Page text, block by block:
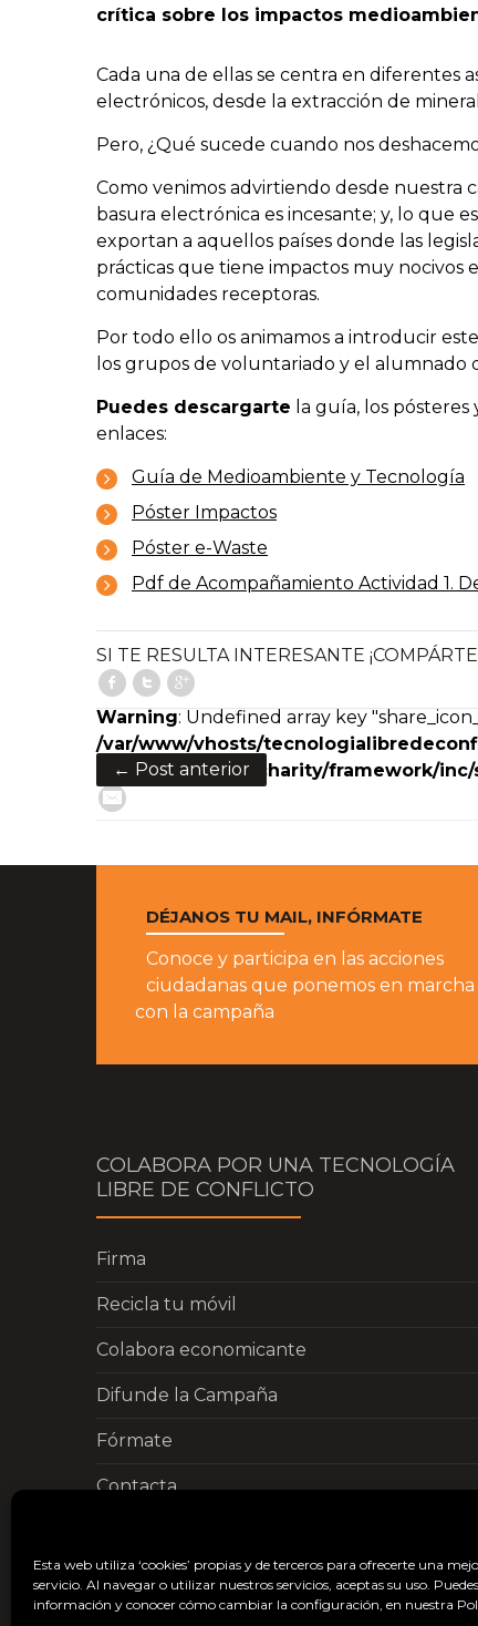
Esta web utiliza ‘cookies’ propias y de terceros para ofrecerte una
servicio. Al navegar o utilizar nuestros servicios, aceptas su uso.
información y conocer cómo cambiar la configuración, en nuestra
crítica sobre los impactos
Cada una de ellas se centra en diferentes
electrónicos, desde la extracción de
Pero, ¿Qué sucede cuando nos
Como venimos advirtiendo desde nuestra
basura electrónica es incesante; y, lo que
exportan a aquellos países donde las
prácticas que tiene impactos muy nocivos
comunidades receptoras.
Por todo ello os animamos a introducir
los grupos de voluntariado y el alumnado
Puedes descargarte la guía, los
enlaces:
Guía de Medioambiente y Tecnología
Póster Impactos
Póster e-Waste
Pdf de Acompañamiento Actividad 1.
SI TE RESULTA INTERESANTE
Facebook
Twitter
Warning: Undefined array key
/var/www/vhosts/
content/themes/charity/framework/
← Post anterior
DÉJANOS TU MAIL, INFÓRMATE
Conoce y participa en las acciones
ciudadanas que ponemos en marcha
con la campaña
COLABORA POR UNA TECNOLOGÍA
LIBRE DE CONFLICTO
Firma
Recicla tu móvil
Colabora economicante
Difunde la Campaña
Fórmate
Contacta